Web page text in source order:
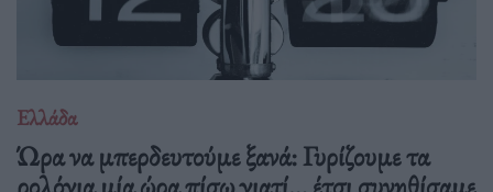
Ελλάδα
Ώρα να μπερδευτούμε ξανά: Γυρίζουμε τα